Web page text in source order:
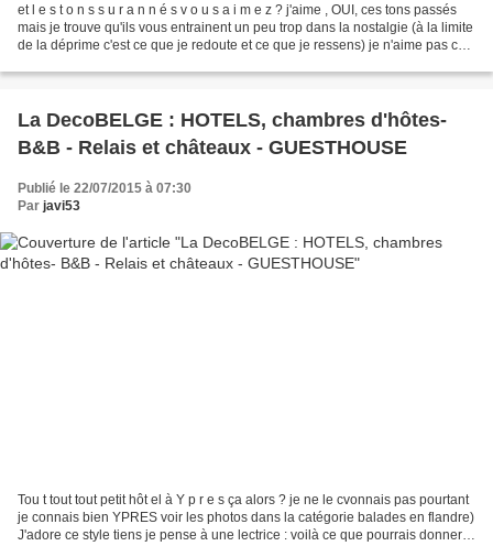
et l e s t o n s s u r a n n é s v o u s a i m e z ? j'aime , OUI, ces tons passés
mais je trouve qu'ils vous entrainent un peu trop dans la nostalgie (à la limite
de la déprime c'est ce que je redoute et ce que je ressens) je n'aime pas ces
La DecoBELGE : HOTELS, chambres d'hôtes-
B&B - Relais et châteaux - GUESTHOUSE
Publié le 22/07/2015 à 07:30
Par javi53
Tou t tout tout petit hôt el à Y p r e s ça alors ? je ne le cvonnais pas pourtant
je connais bien YPRES voir les photos dans la catégorie balades en flandre)
J'adore ce style tiens je pense à une lectrice : voilà ce que pourrais donner